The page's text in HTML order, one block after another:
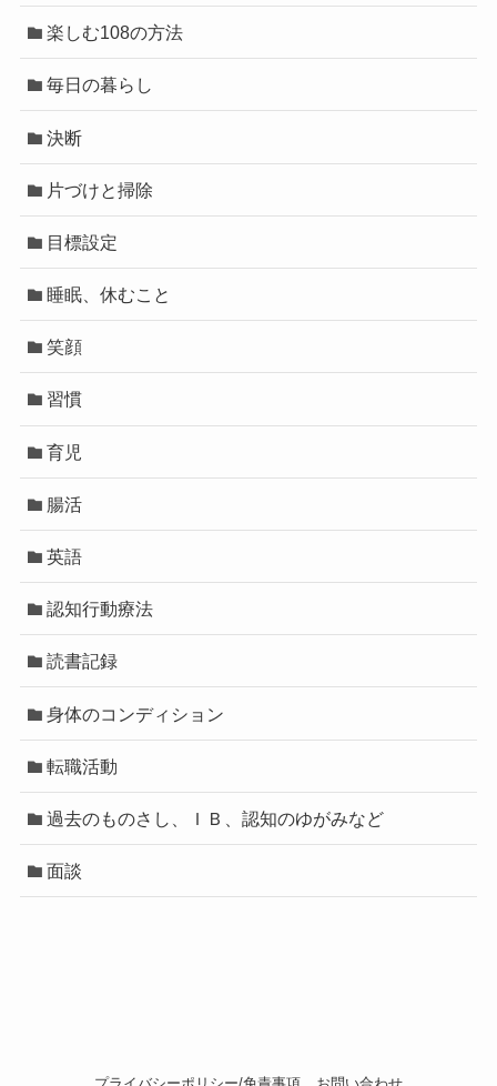
楽しむ108の方法
毎日の暮らし
決断
片づけと掃除
目標設定
睡眠、休むこと
笑顔
習慣
育児
腸活
英語
認知行動療法
読書記録
身体のコンディション
転職活動
過去のものさし、ＩＢ、認知のゆがみなど
面談